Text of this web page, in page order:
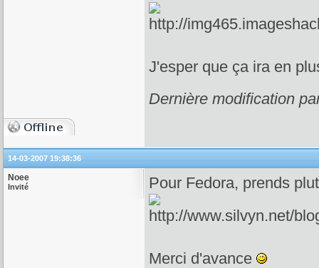
J'esper que ça ira en
Dernière modification
14-03-2007 19:38:36
Noee
Invité Pour Fedora, prends
Merci d'avance